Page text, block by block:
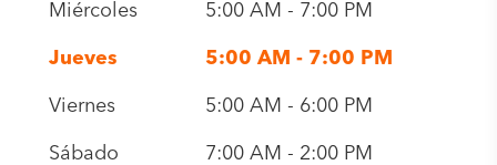
Miércoles 5:00 AM - 7:00 PM
Jueves 5:00 AM - 7:00 PM
Viernes 5:00 AM - 6:00 PM
Sábado 7:00 AM - 2:00 PM